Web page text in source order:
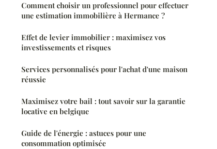
Comment choisir un professionnel pour effectuer
une estimation immobilière à Hermance ?
Effet de levier immobilier : maximisez vos
investissements et risques
Services personnalisés pour l'achat d'une maison
réussie
Maximisez votre bail : tout savoir sur la garantie
locative en belgique
Guide de l'énergie : astuces pour une
consommation optimisée